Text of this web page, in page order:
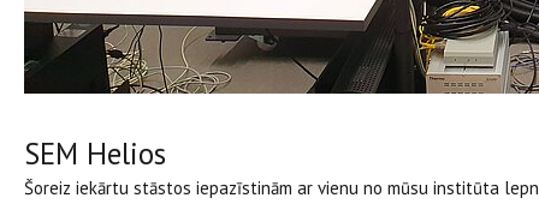
SEM Helios
Šoreiz iekārtu stāstos iepazīstinām ar vienu no mūsu institūta